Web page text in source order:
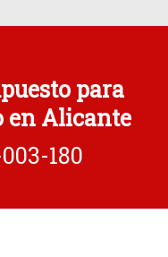
para
en Alicante
180